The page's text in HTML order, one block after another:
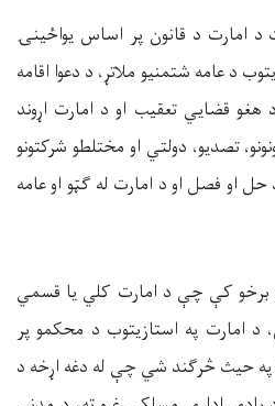
د امارت د قانون پر اساس یواځينۍ
د عامه شتمنیو ملاتړ، د دعوا اقامه
قضایي تعقیب او د امارت اړوند
تصدیو، دولتي او مختلطو شرکتونو
او فصل او د امارت له ګټو او عامه
برخو کې چې د امارت کلي یا قسمي
امارت په استازیتوب د محکمو پر
په حیث څرګند شي چې له دغه اړخه د